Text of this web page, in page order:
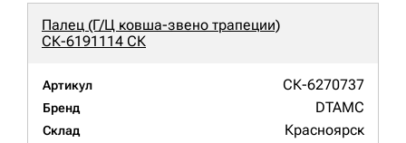
Палец (Г/Ц ковша-звено трапеции)
СК-6191114 СК
Артикул СК-6270737
Бренд DTAMC
Склад Красноярск